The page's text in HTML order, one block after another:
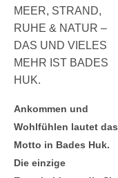
MEER, STRAND,
RUHE & NATUR –
DAS UND VIELES
MEHR IST BADES
HUK.
Ankommen und
Wohlfühlen lautet das
Motto in Bades Huk.
Die einzige